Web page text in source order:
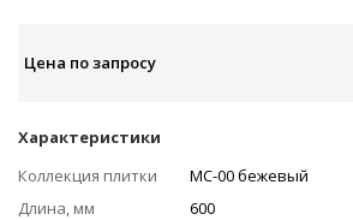
Цена по запросу
Характеристики
Коллекция плитки
MC-00 бежевый
Длина, мм
600